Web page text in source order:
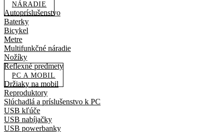
NÁRADIE
Autopríslušenstvo
Baterky
Bicykel
Metre
Multifunkčné náradie
Nožíky
Reflexné predmety
PC A MOBIL
Držiaky na mobil
Reproduktory
Slúchadlá a príslušenstvo k PC
USB kľúče
USB nabíjačky
USB powerbanky